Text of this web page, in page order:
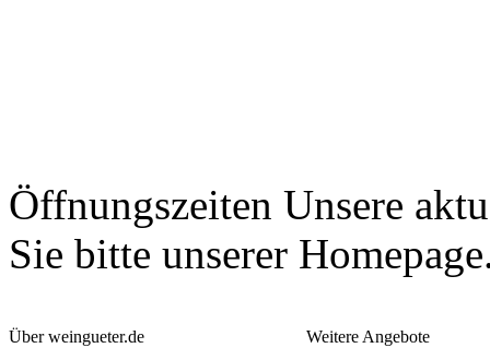
Öffnungszeiten Unsere
Sie bitte unserer
Über weingueter.de Weitere Angebote